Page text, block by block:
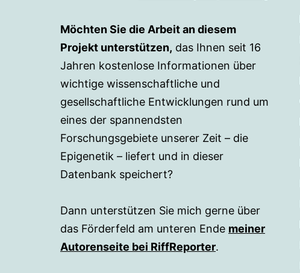
Möchten Sie die Arbeit an diesem
Projekt unterstützen, das Ihnen seit 16
Jahren kostenlose Informationen über
wichtige wissenschaftliche und
gesellschaftliche Entwicklungen rund um
eines der spannendsten
Forschungsgebiete unserer Zeit – die
Epigenetik – liefert und in dieser
Datenbank speichert?
Dann unterstützen Sie mich gerne über
das Förderfeld am unteren Ende meiner
Autorenseite bei RiffReporter.